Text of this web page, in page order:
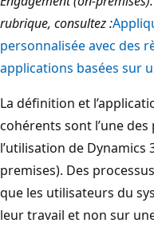
rubrique, consultez :
personnalisée avec des
applications basées sur
La définition et
cohérents sont l’une
l’utilisation de Dynamics
premises). Des
que les utilisateurs du
leur travail et non sur